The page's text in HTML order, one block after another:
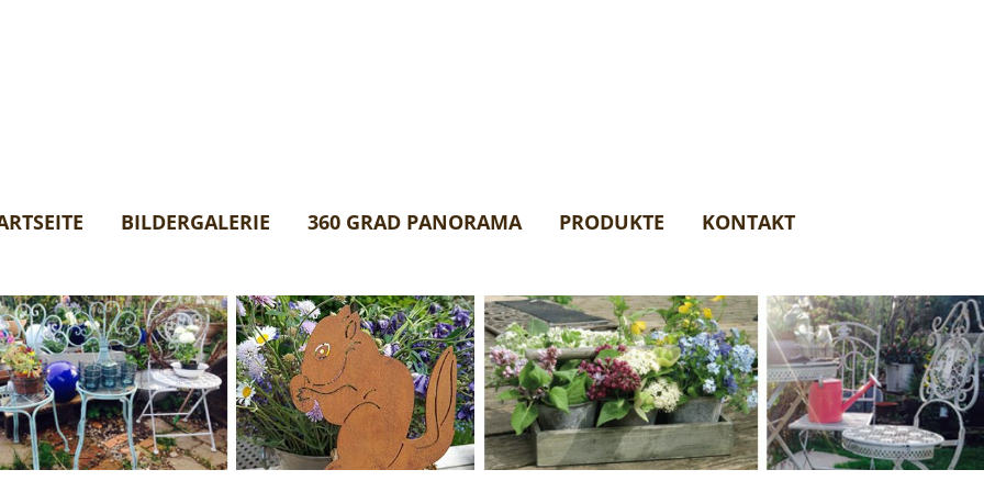
BILDERGALERIE 360 GRAD PANORAMA PRODUKTE KONTAKT